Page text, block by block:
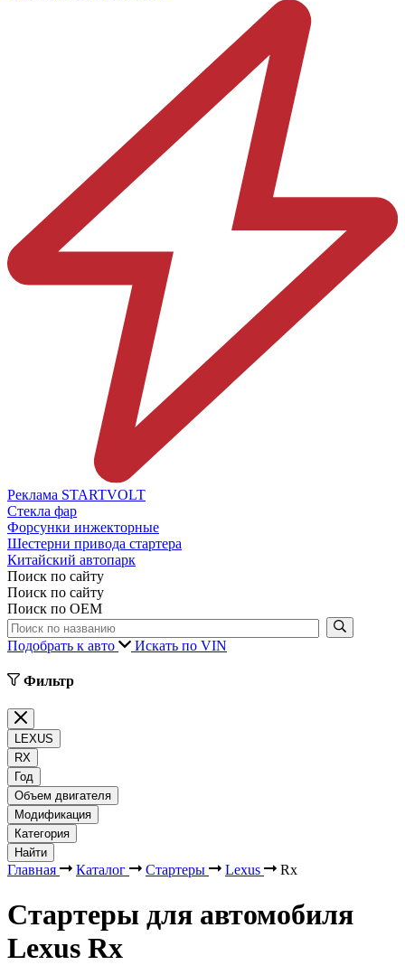
Реклама STARTVOLT
Стекла фар
Форсунки инжекторные
Шестерни привода стартера
Китайский автопарк
Поиск по сайту
Поиск по сайту
Поиск по ОЕМ
Подобрать к авто Искать по VIN
Фильтр
LEXUS
RX
Год
Объем двигателя
Модификация
Категория
Найти
Главная Каталог Стартеры Lexus Rx
Стартеры для автомобиля
Lexus Rx